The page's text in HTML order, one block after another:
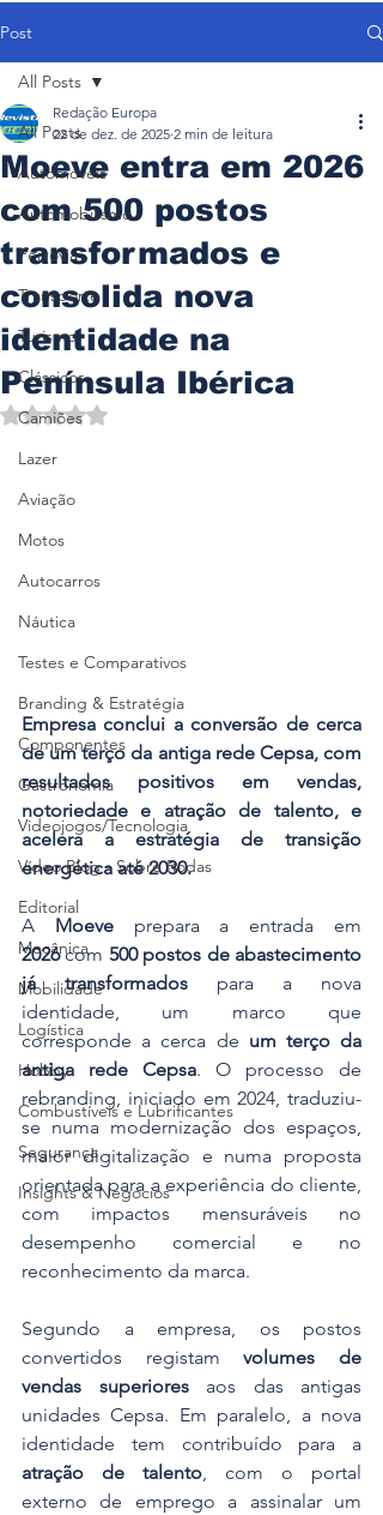
Post
All Posts
Automóveis
Automobilismo
Ferrovia
Transporte
Turismo
Clássicos
Camiões
Lazer
Aviação
Motos
Autocarros
Náutica
Testes e Comparativos
Branding & Estratégia
Componentes
Gastronomia
Videojogos/Tecnologia
Vídeo Blog - Sobre Rodas
Editorial
Mecânica
Mobilidade
Logística
Hobby
Combustíveis e Lubrificantes
Segurança
Insights & Negócios
All Posts
Moeve entra em 2026
com 500 postos
transformados e
consolida nova
identidade na
Península Ibérica
Redação Europa
22 de dez. de 2025 2 min de leitura
Avaliado com NaN de 5 estrelas.
Empresa conclui a conversão de cerca
de um terço da antiga rede Cepsa, com
resultados positivos em vendas,
notoriedade e atração de talento, e
acelera a estratégia de transição
energética até 2030.
A Moeve
2026 com 500 postos de abastecimento
já transformados para a nova
identidade, um marco que
corresponde a cerca de um terço da
antiga rede Cepsa. O processo de
rebranding, iniciado em 2024, traduziu-
se numa modernização dos espaços,
maior digitalização e numa proposta
orientada para a experiência do cliente,
com impactos mensuráveis no
desempenho comercial e no
reconhecimento da marca.
Segundo a empresa, os postos
convertidos registam volumes de
vendas superiores aos das antigas
unidades Cepsa. Em paralelo, a nova
atração de talento, com o portal
externo de emprego a assinalar um